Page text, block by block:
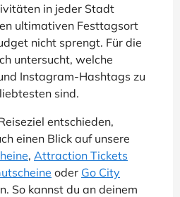
in jeder Stadt
ultimativen Festtagsort
nicht sprengt. Für die
untersucht, welche
Instagram-Hashtags zu
sind.
entschieden,
einen Blick auf unsere
, Attraction Tickets
oder Go City
So kannst du an deinem